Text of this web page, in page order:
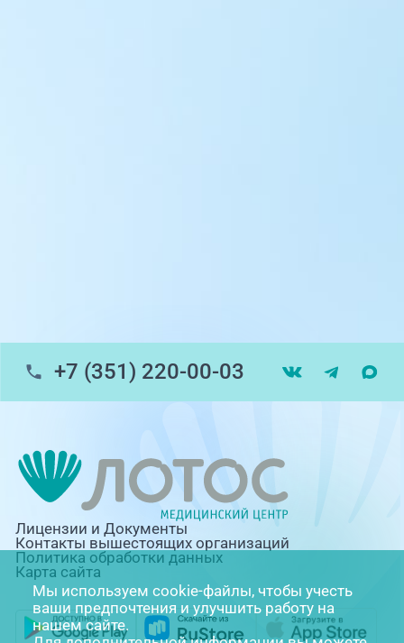
помощь)
Профосмотры, ул.Труда, 183Б
г. Златоуст, ул. Щербакова 2, строение 1
(ЦАОП)
+7 (351) 220-00-03
Лицензии и Документы
Контакты вышестоящих организаций
Политика обработки данных
Карта сайта
Мы используем cookie-файлы, чтобы учесть
ваши предпочтения и улучшить работу на
нашем сайте.